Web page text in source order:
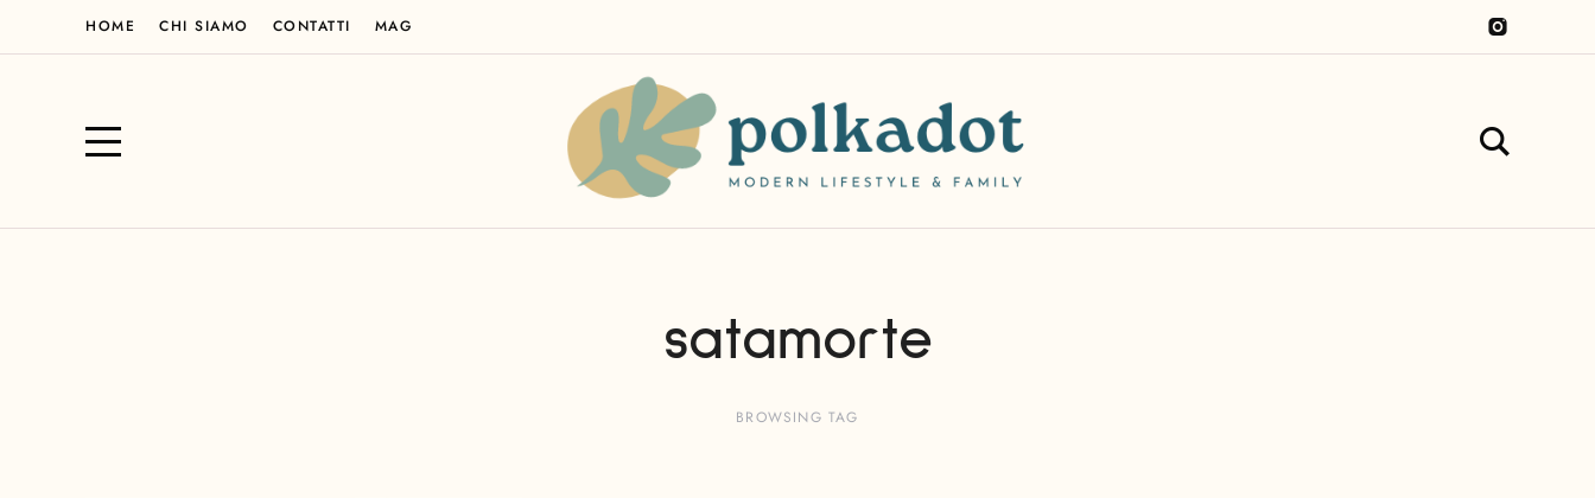
HOME CHI SIAMO CONTATTI MAG
satamorte
BROWSING TAG